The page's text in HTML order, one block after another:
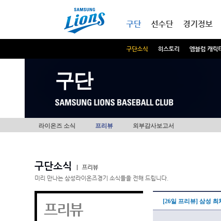
구단
구단소식 히스토리 엠블럼 캐릭
선수단 경기정보
구단
라이온즈 소식 프리뷰 외부감사보고서
구단소식
프리뷰
미리 만나는 삼성라이온즈경기 소식들을 전해 드립니다.
프리뷰 [26일 프리뷰] 삼성